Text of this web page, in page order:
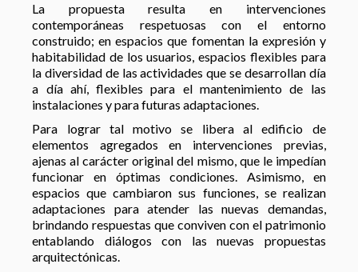
La propuesta resulta en intervenciones
contemporáneas respetuosas con el entorno
construido; en espacios que fomentan la expresión y
habitabilidad de los usuarios, espacios flexibles para
la diversidad de las actividades que se desarrollan día
a día ahí, flexibles para el mantenimiento de las
instalaciones y para futuras adaptaciones.
Para lograr tal motivo se libera al edificio de
elementos agregados en intervenciones previas,
ajenas al carácter original del mismo, que le impedían
funcionar en óptimas condiciones. Asimismo, en
espacios que cambiaron sus funciones, se realizan
adaptaciones para atender las nuevas demandas,
brindando respuestas que conviven con el patrimonio
entablando diálogos con las nuevas propuestas
arquitectónicas.